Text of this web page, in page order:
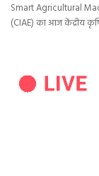
Smart Agricultural
(CIAE) का आज केंद्रीय